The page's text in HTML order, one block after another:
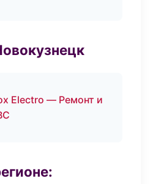
Electro — Ремонт и